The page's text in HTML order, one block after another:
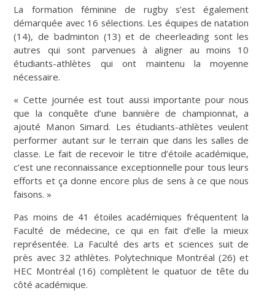
La formation féminine de rugby s’est également
démarquée avec 16 sélections. Les équipes de natation
(14), de badminton (13) et de cheerleading sont les
autres qui sont parvenues à aligner au moins 10
étudiants-athlètes qui ont maintenu la moyenne
nécessaire.
« Cette journée est tout aussi importante pour nous
que la conquête d’une bannière de championnat, a
ajouté Manon Simard. Les étudiants-athlètes veulent
performer autant sur le terrain que dans les salles de
classe. Le fait de recevoir le titre d’étoile académique,
c’est une reconnaissance exceptionnelle pour tous leurs
efforts et ça donne encore plus de sens à ce que nous
faisons. »
Pas moins de 41 étoiles académiques fréquentent la
Faculté de médecine, ce qui en fait d’elle la mieux
représentée. La Faculté des arts et sciences suit de
près avec 32 athlètes. Polytechnique Montréal (26) et
HEC Montréal (16) complètent le quatuor de tête du
côté académique.